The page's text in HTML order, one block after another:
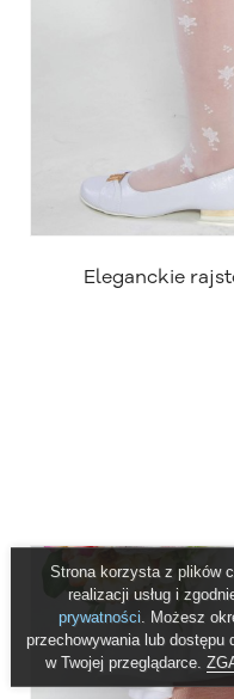
Eleganckie
Strona korzysta z plików
realizacji usług i
prywatności. Możesz
przechowywania lub dostępu
w Twojej przeglądarce.